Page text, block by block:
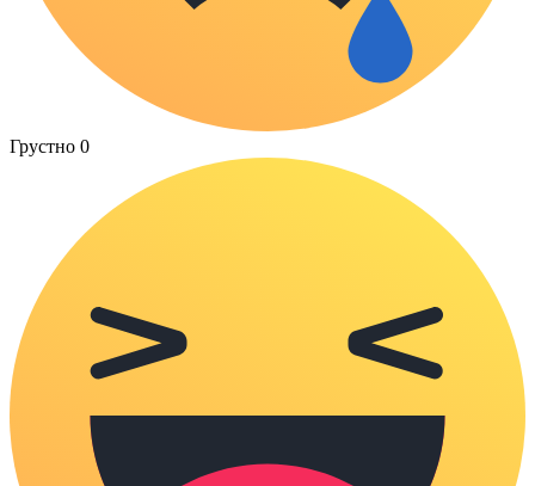
Грустно 0